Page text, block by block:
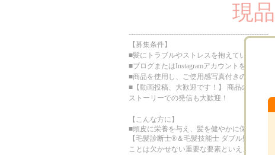
現
-----------------------------------------------------------
【募集条件】
■髪にトラブルやストレスを抱えていると感じ
■ブログまたはInstagramアカウントをお持ちの
■商品を使用し、ご使用感写真付きの感想を
■【動画投稿、大歓迎です！】 商品の使い心
ストーリーでの発信も大歓迎！
【こんな方に】
■頭皮に栄養を与え、髪を健やかに保つスカル
【毛髪診断士®＆毛髪技能士 ダブル監修の研
ことは欠かせない重要な要素といえます。